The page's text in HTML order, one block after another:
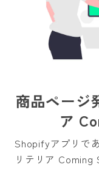
商品ページ
ア
Shopifyアプリで
リテリア